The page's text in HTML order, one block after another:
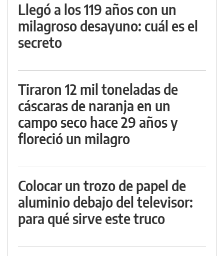
Llegó a los 119 años con un
milagroso desayuno: cuál es el
secreto
Tiraron 12 mil toneladas de
cáscaras de naranja en un
campo seco hace 29 años y
floreció un milagro
Colocar un trozo de papel de
aluminio debajo del televisor:
para qué sirve este truco